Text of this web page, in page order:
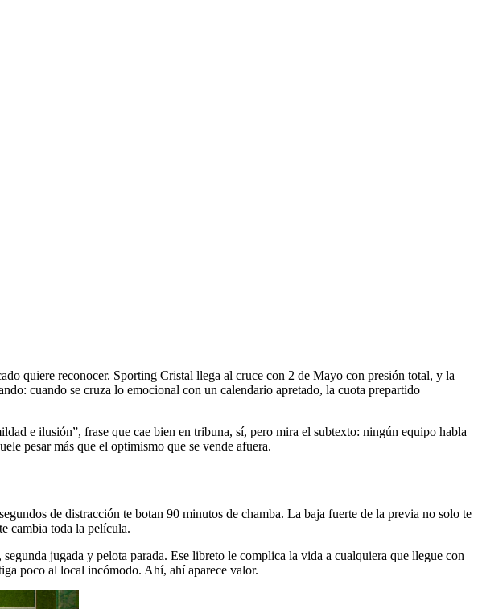
quiere reconocer. Sporting Cristal llega al cruce con 2 de Mayo con presión total, y la
cuando se cruza lo emocional con un calendario apretado, la cuota prepartido
e ilusión”, frase que cae bien en tribuna, sí, pero mira el subtexto: ningún equipo habla
pesar más que el optimismo que se vende afuera.
de distracción te botan 90 minutos de chamba. La baja fuerte de la previa no solo te
cambia toda la película.
jugada y pelota parada. Ese libreto le complica la vida a cualquiera que llegue con
poco al local incómodo. Ahí, ahí aparece valor.